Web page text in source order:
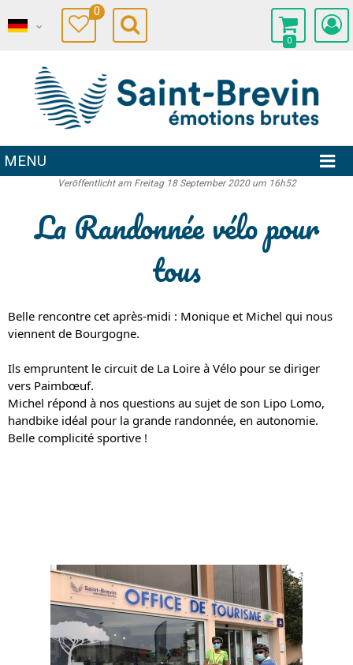
0
0
MENU
Veröffentlicht am Freitag 18 September 2020 um 16h52
La Randonnée vélo pour
tous
Belle rencontre cet après-midi : Monique et Michel qui nous
viennent de Bourgogne.
Ils empruntent le circuit de La Loire à Vélo pour se diriger
vers Paimbœuf.
Michel répond à nos questions au sujet de son Lipo Lomo,
handbike idéal pour la grande randonnée, en autonomie.
Belle complicité sportive !